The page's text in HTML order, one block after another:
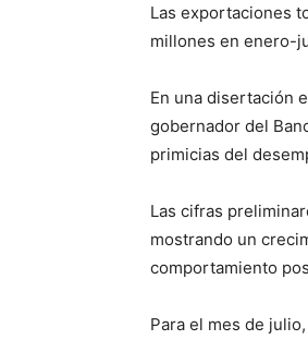
Las exportaciones
millones en enero-
En una disertación
gobernador del
primicias del
Las cifras
mostrando un
comportamiento
Para el mes de